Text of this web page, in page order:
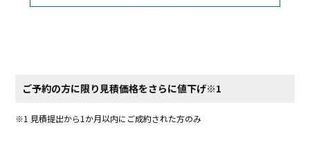
ご予約の方に限り見積価格をさらに値下げ※1
​​※1 見積提出から1か月以内にご成約された方のみ